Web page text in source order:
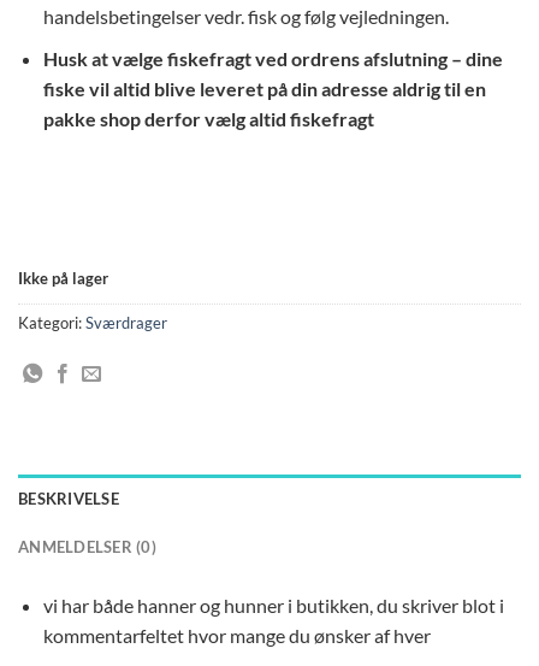
handelsbetingelser vedr. fisk og følg vejledningen.
Husk at vælge fiskefragt ved ordrens afslutning – dine
fiske vil altid blive leveret på din adresse aldrig til en
pakke shop derfor vælg altid fiskefragt
Ikke på lager
Kategori:Sværdrager
BESKRIVELSE
ANMELDELSER (0)
vi har både hanner og hunner i butikken, du skriver blot i
kommentarfeltet hvor mange du ønsker af hver